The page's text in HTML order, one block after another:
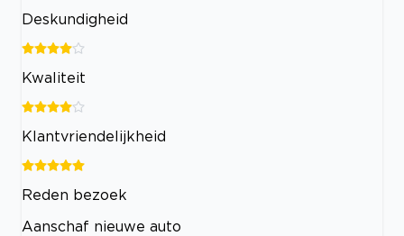
Deskundigheid
Kwaliteit
Klantvriendelijkheid
Reden bezoek
Aanschaf nieuwe auto